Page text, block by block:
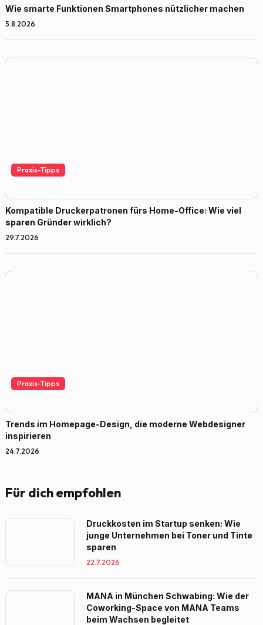
Wie smarte Funktionen Smartphones nützlicher machen
5.8.2026
Praxis-Tipps
Kompatible Druckerpatronen fürs Home-Office: Wie viel
sparen Gründer wirklich?
29.7.2026
Praxis-Tipps
Trends im Homepage-Design, die moderne Webdesigner
inspirieren
24.7.2026
Für dich empfohlen
Druckkosten im Startup senken: Wie
junge Unternehmen bei Toner und Tinte
sparen
22.7.2026
MANA in München Schwabing: Wie der
Coworking-Space von MANA Teams
beim Wachsen begleitet